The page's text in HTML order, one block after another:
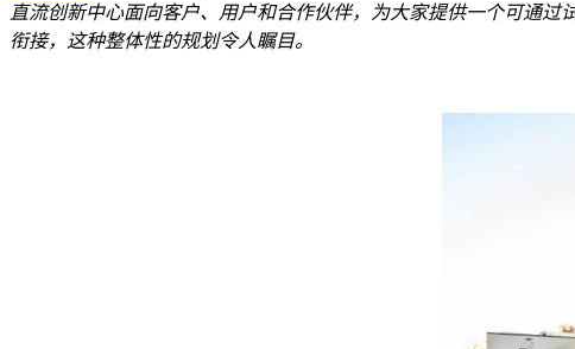
直流创新中心面向客户、用户和合作伙伴，为大家提供一个可通
衔接，这种整体性的规划令人瞩目。